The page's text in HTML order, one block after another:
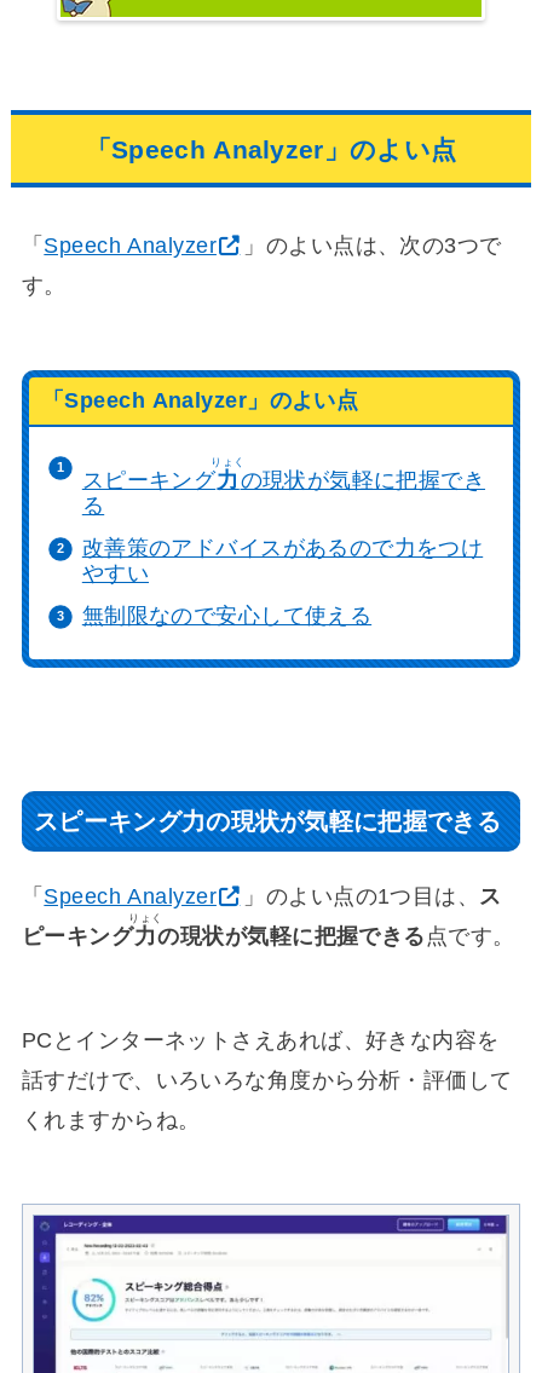
「Speech Analyzer」のよい点
「 Speech Analyzer
」のよい点は、次の3つで
す。
「Speech Analyzer」のよい点
スピーキング力
りょく
の現状が気軽に把握でき
る
改善策のアドバイスがあるので力をつけ
やすい
無制限なので安心して使える
スピーキング力の現状が気軽に把握できる
「 Speech Analyzer 」のよい点の1つ目は、 ス
ピーキング力
りょく
の現状が気軽に把握できる 点です。
PCとインターネットさえあれば、好きな内容を
話すだけで、いろいろな角度から分析・評価して
くれますからね。